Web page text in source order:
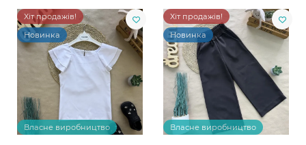
Хіт продажів!
Новинка
Власне виробництво
Хіт продажів!
Новинка
Власне виробництво